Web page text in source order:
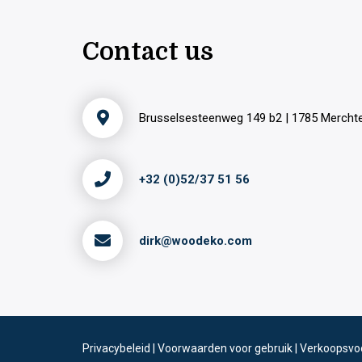
Contact us
Brusselsesteenweg 149 b2 | 1785
+32 (0)52/37 51 56
dirk@woodeko.com
Privacybeleid Voorwaarden voor gebruik